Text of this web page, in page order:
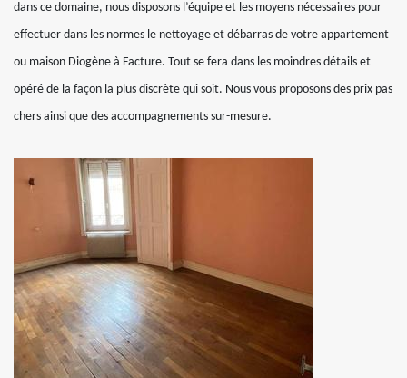
dans ce domaine, nous disposons l’équipe et les moyens nécessaires pour
effectuer dans les normes le nettoyage et débarras de votre appartement
ou maison Diogène à Facture. Tout se fera dans les moindres détails et
opéré de la façon la plus discrète qui soit. Nous vous proposons des prix pas
chers ainsi que des accompagnements sur-mesure.